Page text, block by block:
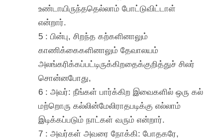
உண்டாயிருந்ததெல்லாம் போட்டுவிட்டாள்
என்றார்.
5 : பின்பு, சிறந்த கற்களினாலும்
காணிக்கைகளினாலும் தேவாலயம்
அலங்கரிக்கப்பட்டிருக்கிறதைக்குறித்துச் சிலர்
சொன்னபோது,
6 : அவர்: நீங்கள் பார்க்கிற இவைகளில் ஒரு கல்
மற்றொரு கல்லின்மேலிராதபடிக்கு எல்லாம்
இடிக்கப்படும் நாட்கள் வரும் என்றார்.
7 : அவர்கள் அவரை நோக்கி: போதகரே,